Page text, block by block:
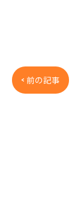
< 前の記事